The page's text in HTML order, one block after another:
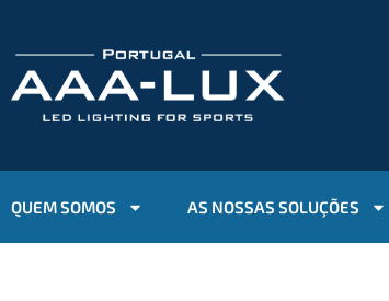
QUEM SOMOS AS NOSSAS SOLUÇÕES